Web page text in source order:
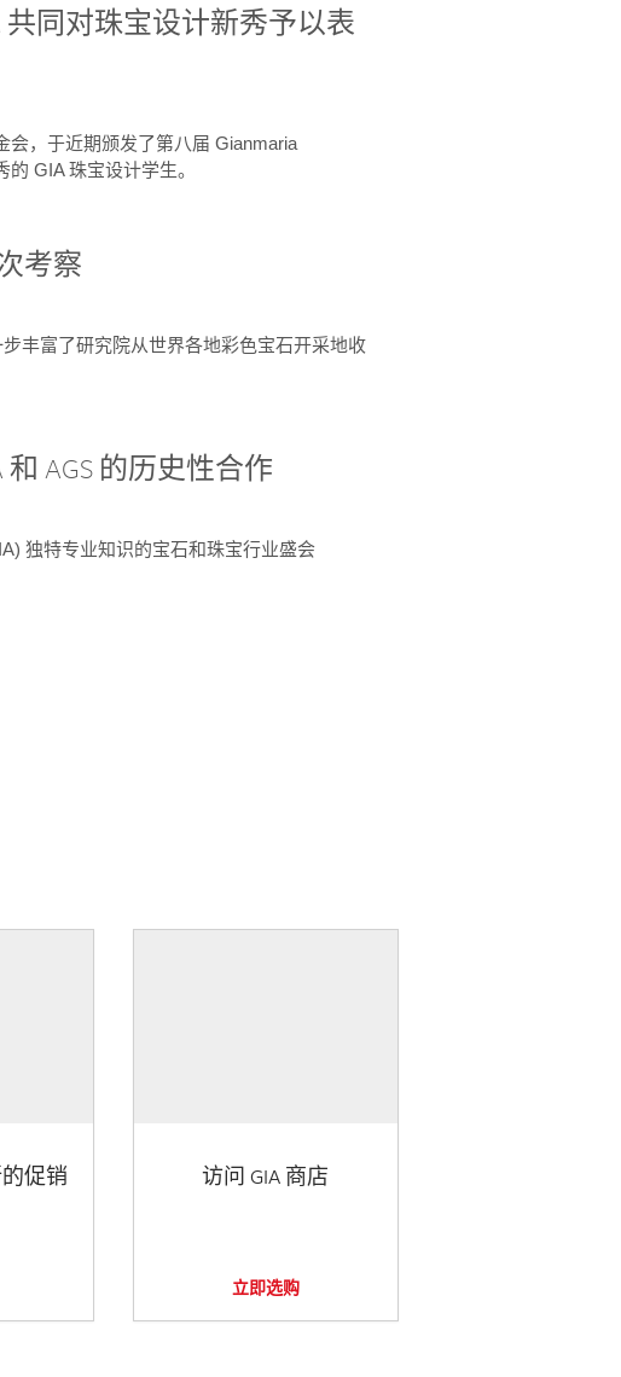
共同对珠宝设计新秀予以表
会，于近期颁发了第八届 Gianmaria
GIA 珠宝设计学生。
考察
丰富了研究院从世界各地彩色宝石开采地收
和 AGS 的历史性合作
独特专业知识的宝石和珠宝行业盛会
促销
访问 GIA 商店
立即选购